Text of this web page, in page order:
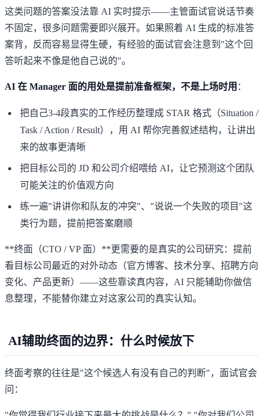
这类问题的答案没法靠 AI 实时提示——主管面试官说话节奏
不固定，很多问题需要即兴展开。如果照着 AI 生成的标准答
案背，反而容易显得生硬，有经验的面试官会注意到"这个回
答听起来不像是他自己说的"。
AI 在 Manager 面的用处是提前准备框架，不是上场时用 ：
把自己3-4段真实的工作经历整理成 STAR 格式（Situation /
Task / Action / Result），用 AI 帮你完善叙述结构，让讲出
来的故事更清晰
把目标公司的 JD 和公司介绍喂给 AI，让它预测这个团队
可能关注的价值观方向
练一遍"讲讲你和队友的冲突"、"说说一个失败的项目"这
类行为题，提前把答案磨顺
**终面（CTO / VP 面）**更需要的是真实的公司研究：提前
看目标公司最近的对外动态（官方博客、技术分享、招聘方向
变化、产品更新）——这些靠读真内容，AI 只能辅助你做信
息整理，不能替你建立对这家公司的真实认知。
AI辅助终面的边界：什么时候放下
终面考察的往往是"这个候选人有没有自己的判断"，面试官会
问：